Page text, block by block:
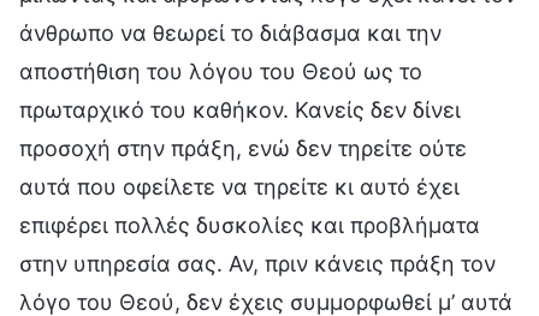
άνθρωπο να θεωρεί το διάβασμα και την
αποστήθιση του λόγου του Θεού ως το
πρωταρχικό του καθήκον. Κανείς δεν δίνει
προσοχή στην πράξη, ενώ δεν τηρείτε ούτε
αυτά που οφείλετε να τηρείτε κι αυτό έχει
επιφέρει πολλές δυσκολίες και προβλήματα
στην υπηρεσία σας. Αν, πριν κάνεις πράξη τον
λόγο του Θεού, δεν έχεις συμμορφωθεί μ’ αυτά